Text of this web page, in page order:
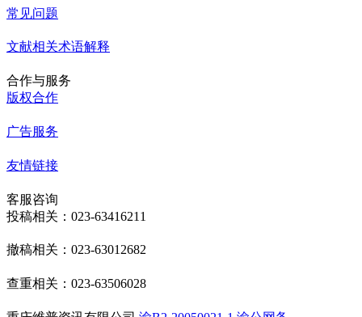
常见问题
文献相关术语解释
合作与服务
版权合作
广告服务
友情链接
客服咨询
投稿相关：023-63416211
撤稿相关：023-63012682
查重相关：023-63506028